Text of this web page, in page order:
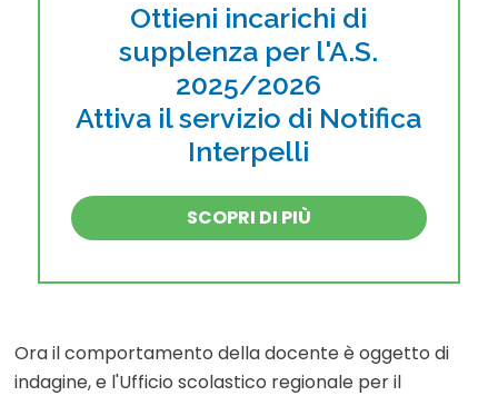
Ottieni incarichi di
supplenza per l'A.S.
2025/2026
Attiva il servizio di Notifica
Interpelli
SCOPRI DI PIÙ
Ora il comportamento della docente è oggetto di
indagine, e l'Ufficio scolastico regionale per il